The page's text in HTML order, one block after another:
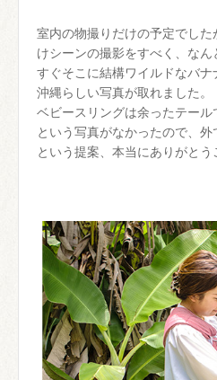
室内の物撮りだけの予定でした
けシーンの撮影をすべく、なん
すぐそこに結構ワイルドなバナ
沖縄らしい写真が取れました。
ベビースリングは余ったテール
という写真がなかったので、外
という提案、本当にありがとう